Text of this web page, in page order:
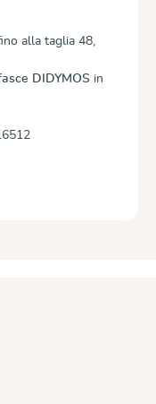
alla taglia 48,
DIDYMOS in